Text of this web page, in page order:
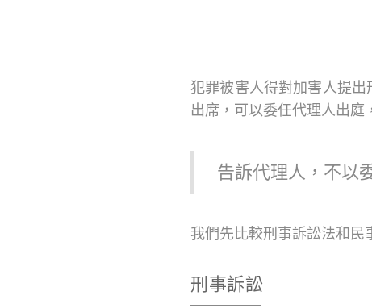
犯罪被害人得對加害人提
出席，可以委任代理人出庭
告訴代理人，不以
我們先比較刑事訴訟法和民
刑事訴訟